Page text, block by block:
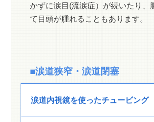
かずに涙目(流涙症）が続いたり、
て目頭が腫れることもあります。
■涙道狭窄・涙道閉塞
涙道内視鏡を使ったチュービング